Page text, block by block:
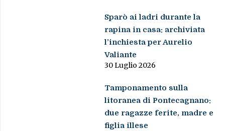
Sparò ai ladri durante la
rapina in casa: archiviata
l’inchiesta per Aurelio
Valiante
30 Luglio 2026
Tamponamento sulla
litoranea di Pontecagnano:
due ragazze ferite, madre e
figlia illese